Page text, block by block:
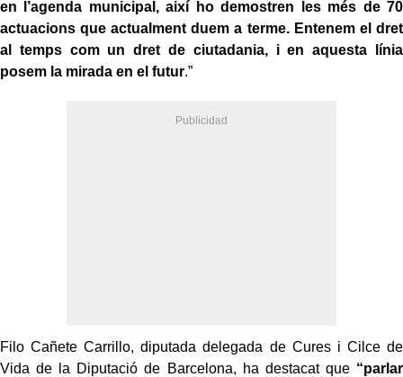
en l’agenda municipal, així ho demostren les més de 70
actuacions que actualment duem a terme. Entenem el dret
al temps com un dret de ciutadania, i en aquesta línia
posem la mirada en el futur.”
Filo Cañete Carrillo, diputada delegada de Cures i Cilce de
Vida de la Diputació de Barcelona, ha destacat que “parlar